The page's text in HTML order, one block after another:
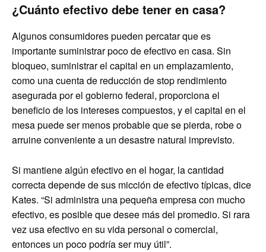
¿Cuánto efectivo debe tener en casa?
Algunos consumidores pueden percatar que es
importante suministrar poco de efectivo en casa. Sin
bloqueo, suministrar el capital en un emplazamiento,
como una cuenta de reducción de stop rendimiento
asegurada por el gobierno federal, proporciona el
beneficio de los intereses compuestos, y el capital en el
mesa puede ser menos probable que se pierda, robe o
arruine conveniente a un desastre natural imprevisto.
Si mantiene algún efectivo en el hogar, la cantidad
correcta depende de sus micción de efectivo típicas, dice
Kates. “Si administra una pequeña empresa con mucho
efectivo, es posible que desee más del promedio. Si rara
vez usa efectivo en su vida personal o comercial,
entonces un poco podría ser muy útil”.